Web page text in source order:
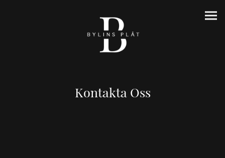
Kontakta Oss